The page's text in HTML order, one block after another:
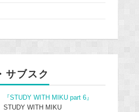
サブスク
『STUDY WITH MIKU part 6』
STUDY WITH MIKU